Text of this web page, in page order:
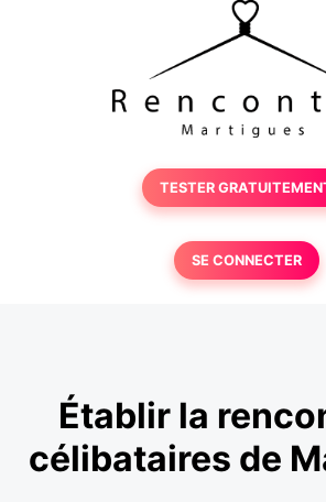
TESTER
SE CONNECTER
Établir la
célibataires de